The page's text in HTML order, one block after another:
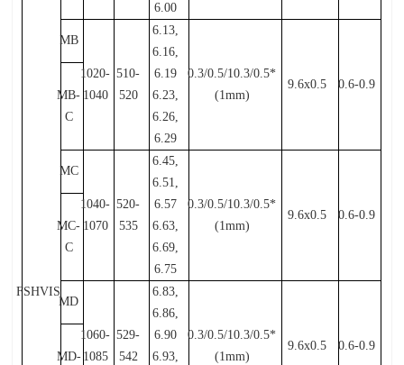
FSHVIS
6.00
MB
1020-
1040
510-
520
6.13,
6.16,
6.19
6.23,
6.26,
6.29
0.3/0.5/10.3/0.5*
(1mm)
9.6x0.5
0.6-0.9
MB-
C
MC
1040-
1070
520-
535
6.45,
6.51,
6.57
6.63,
6.69,
6.75
0.3/0.5/10.3/0.5*
(1mm)
9.6x0.5
0.6-0.9
MC-
C
MD
1060-
1085
529-
542
6.83,
6.86,
6.90
6.93,
0.3/0.5/10.3/0.5*
(1mm)
9.6x0.5
0.6-0.9
MD-